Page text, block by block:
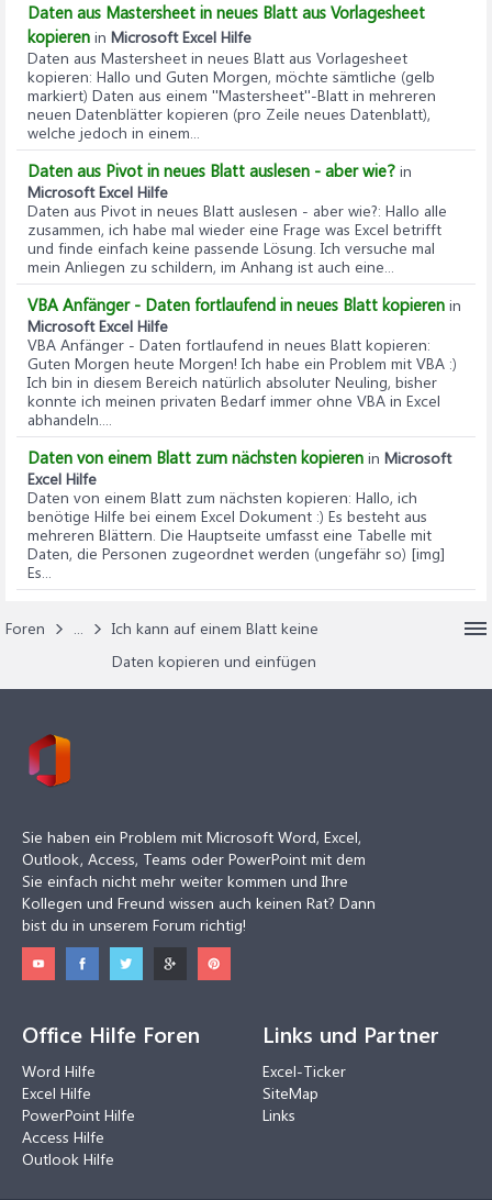
Daten aus Mastersheet in neues Blatt aus Vorlagesheet
kopieren in Microsoft Excel Hilfe
Daten aus Mastersheet in neues Blatt aus Vorlagesheet
kopieren: Hallo und Guten Morgen, möchte sämtliche (gelb
markiert) Daten aus einem ''Mastersheet''-Blatt in mehreren
neuen Datenblätter kopieren (pro Zeile neues Datenblatt),
welche jedoch in einem...
Daten aus Pivot in neues Blatt auslesen - aber wie? in
Microsoft Excel Hilfe
Daten aus Pivot in neues Blatt auslesen - aber wie?: Hallo alle
zusammen, ich habe mal wieder eine Frage was Excel betrifft
und finde einfach keine passende Lösung. Ich versuche mal
mein Anliegen zu schildern, im Anhang ist auch eine...
VBA Anfänger - Daten fortlaufend in neues Blatt kopieren in
Microsoft Excel Hilfe
VBA Anfänger - Daten fortlaufend in neues Blatt kopieren:
Guten Morgen heute Morgen! Ich habe ein Problem mit VBA :)
Ich bin in diesem Bereich natürlich absoluter Neuling, bisher
konnte ich meinen privaten Bedarf immer ohne VBA in Excel
abhandeln....
Daten von einem Blatt zum nächsten kopieren in Microsoft
Excel Hilfe
Daten von einem Blatt zum nächsten kopieren: Hallo, ich
benötige Hilfe bei einem Excel Dokument :) Es besteht aus
mehreren Blättern. Die Hauptseite umfasst eine Tabelle mit
Daten, die Personen zugeordnet werden (ungefähr so) [img]
Es...
Foren ...
Ich kann auf einem Blatt keine
Daten kopieren und einfügen
Sie haben ein Problem mit Microsoft Word, Excel,
Outlook, Access, Teams oder PowerPoint mit dem
Sie einfach nicht mehr weiter kommen und Ihre
Kollegen und Freund wissen auch keinen Rat? Dann
bist du in unserem Forum richtig!
Office Hilfe Foren
Word Hilfe
Excel Hilfe
PowerPoint Hilfe
Access Hilfe
Outlook Hilfe
Links und Partner
Excel-Ticker
SiteMap
Links